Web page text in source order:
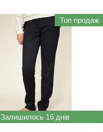
Залишилось 16 днів
Топ продаж